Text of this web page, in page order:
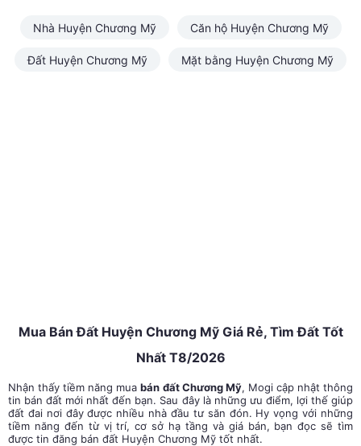
Nhà Huyện Chương Mỹ Căn hộ Huyện Chương Mỹ
Đất Huyện Chương Mỹ Mặt bằng Huyện Chương Mỹ
Mua Bán Đất Huyện Chương Mỹ Giá Rẻ, Tìm Đất Tốt
Nhất T8/2026
Nhận thấy tiềm năng muabán đất Chương Mỹ, Mogi cập nhật thông
tin bán đất mới nhất đến bạn. Sau đây là những ưu điểm, lợi thế giúp
đất đai nơi đây được nhiều nhà đầu tư săn đón. Hy vọng với những
tiềm năng đến từ vị trí, cơ sở hạ tầng và giá bán, bạn đọc sẽ tìm
được tin đăng bán đất Huyện Chương Mỹ tốt nhất.